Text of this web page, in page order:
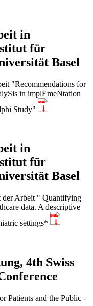
in
für
Basel
"Recommendations for
in implEmeNtation
Study"
PDF
in
für
Basel
der Arbeit " Quantifying
data. A descriptive
settings*
PDF
4th Swiss
Patients and the Public -